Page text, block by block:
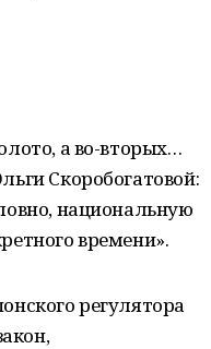
а во-вторых…
Скоробогатовой:
национальную
времени».
регулятора